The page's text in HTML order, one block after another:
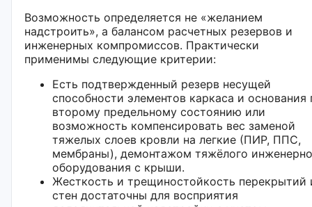
Возможность определяется не «желанием
надстроить», а балансом расчетных резервов и
инженерных компромиссов. Практически
применимы следующие критерии:
Есть подтвержденный резерв несущей
способности элементов каркаса и основания
второму предельному состоянию или
возможность компенсировать вес заменой
тяжелых слоев кровли на легкие (ПИР, ППС,
мембраны), демонтажом тяжёлого
оборудования с крыши.
Жесткость и трещиностойкость перекрытий
стен достаточны для восприятия